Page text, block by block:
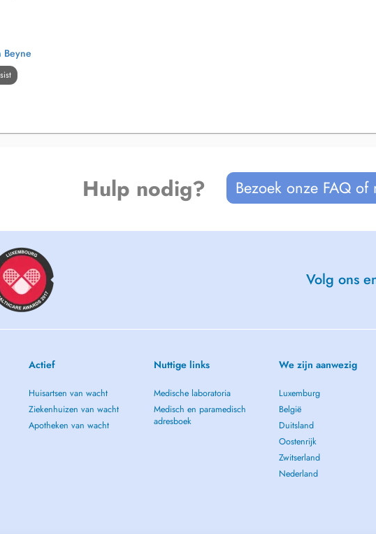
Beyne
Hulp nodig? Bezoek onze FAQ
Volg ons
Actief
Huisartsen van wacht
Ziekenhuizen van wacht
Apotheken van wacht
Nuttige links
Medische laboratoria
Medisch en paramedisch
adresboek
We zijn aanwezig
Luxemburg
België
Duitsland
Oostenrijk
Zwitserland
Nederland